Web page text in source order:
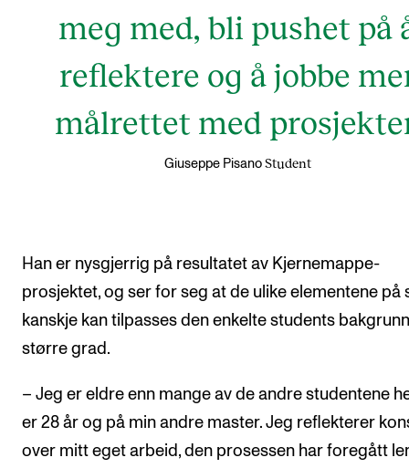
meg med, bli pushet på
reflektere og å jobbe
målrettet med
Giuseppe Pisano Student
Han er nysgjerrig på resultatet av Kjernemappe-
prosjektet, og ser for seg at de ulike elementene på
kanskje kan tilpasses den enkelte students
større grad.
– Jeg er eldre enn mange av de andre studentene
er 28 år og på min andre master. Jeg reflekterer
over mitt eget arbeid, den prosessen har foregått